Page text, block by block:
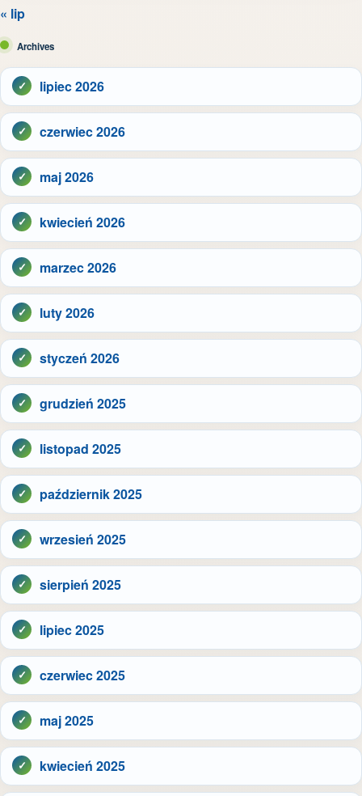
« lip
Archives
lipiec 2026
czerwiec 2026
maj 2026
kwiecień 2026
marzec 2026
luty 2026
styczeń 2026
grudzień 2025
listopad 2025
październik 2025
wrzesień 2025
sierpień 2025
lipiec 2025
czerwiec 2025
maj 2025
kwiecień 2025